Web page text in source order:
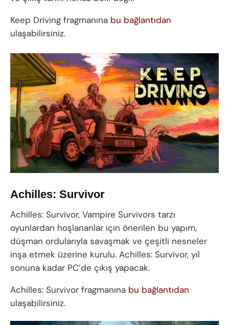
Keep Driving fragmanına bu bağlantıdan
ulaşabilirsiniz.
Achilles: Survivor
Achilles: Survivor, Vampire Survivors tarzı
oyunlardan hoşlananlar için önerilen bu yapım,
düşman ordularıyla savaşmak ve çeşitli nesneler
inşa etmek üzerine kurulu. Achilles: Survivor, yıl
sonuna kadar PC’de çıkış yapacak.
Achilles: Survivor fragmanına bu bağlantıdan
ulaşabilirsiniz.